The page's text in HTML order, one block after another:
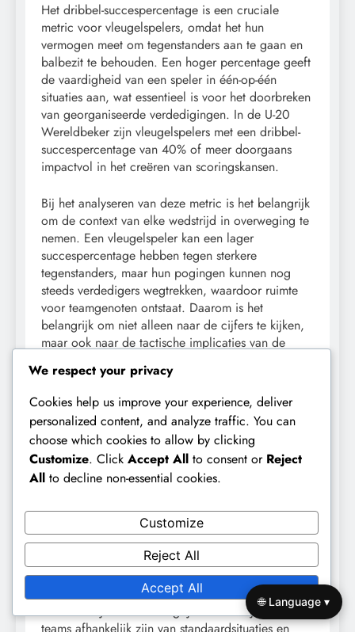
Het dribbel-succespercentage is een cruciale
metric voor vleugelspelers, omdat het hun
vermogen meet om tegenstanders aan te gaan en
balbezit te behouden. Een hoger percentage geeft
de vaardigheid van een speler in één-op-één
situaties aan, wat essentieel is voor het doorbreken
van georganiseerde verdedigingen. In de U-20
Wereldbeker zijn vleugelspelers met een dribbel-
succespercentage van 40% of meer doorgaans
impactvol in het creëren van scoringskansen.
Bij het analyseren van deze metric is het belangrijk
om de context van elke wedstrijd in overweging te
nemen. Een vleugelspeler kan een lager
succespercentage hebben tegen sterkere
tegenstanders, maar hun pogingen kunnen nog
steeds verdedigers wegtrekken, waardoor ruimte
voor teamgenoten ontstaat. Daarom is het
belangrijk om niet alleen naar de cijfers te kijken,
maar ook naar de tactische implicaties van de
Nauwkeurigheid van voorzetten en de
impact ervan
Nauwkeurigheid van voorzetten is een andere
belangrijke statistiek voor vleugelspelers, omdat
het hun vermogen weerspiegelt om de bal effectief
in het strafschopgebied te leveren. Een
vleugelspeler met een nauwkeurigheid van
voorzetten van ongeveer 25% tot 35% wordt over
het algemeen als bekwaam beschouwd, aangezien
dit bereik een redelijk aantal succesvolle
leveringen per wedstrijd mogelijk maakt. Deze
metric is bijzonder belangrijk in wedstrijden waarin
teams afhankelijk zijn van standaardsituaties en
We respect your privacy
Cookies help us improve your experience, deliver
personalized content, and analyze traffic. You can
choose which cookies to allow by clicking
Customize. Click Accept All to consent or Reject
All to decline non-essential cookies.
Customize
Reject All
Accept All
🌐 Language ▾